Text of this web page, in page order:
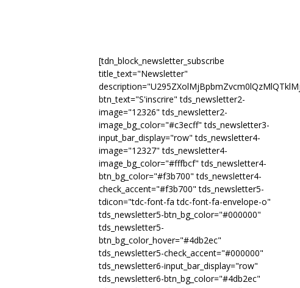
[tdn_block_newsletter_subscribe
title_text="Newsletter"
btn_text="S'inscrire" tds_newsletter2-
image="12326" tds_newsletter2-
image_bg_color="#c3ecff" tds_newsletter3-
input_bar_display="row" tds_newsletter4-
image="12327" tds_newsletter4-
image_bg_color="#fffbcf" tds_newsletter4-
btn_bg_color="#f3b700" tds_newsletter4-
check_accent="#f3b700" tds_newsletter5-
tdicon="tdc-font-fa tdc-font-fa-envelope-o"
tds_newsletter5-btn_bg_color="#000000"
tds_newsletter5-
btn_bg_color_hover="#4db2ec"
tds_newsletter5-check_accent="#000000"
tds_newsletter6-input_bar_display="row"
tds_newsletter6-btn_bg_color="#4db2ec"